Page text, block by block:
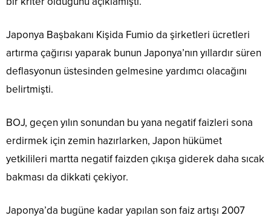
Japonya Başbakanı Kişida Fumio da şirketleri ücretleri
artırma çağırısı yaparak bunun Japonya’nın yıllardır süren
deflasyonun üstesinden gelmesine yardımcı olacağını
belirtmişti.
BOJ, geçen yılın sonundan bu yana negatif faizleri sona
erdirmek için zemin hazırlarken, Japon hükümet
yetkilileri martta negatif faizden çıkışa giderek daha sıcak
bakması da dikkati çekiyor.
Japonya’da bugüne kadar yapılan son faiz artışı 2007